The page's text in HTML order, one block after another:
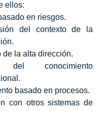
ellos:
en riesgos.
del contexto de la
de la alta dirección.
del conocimiento
basado en procesos.
con otros sistemas de